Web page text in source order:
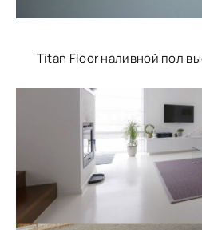
Titan Floor наливной пол